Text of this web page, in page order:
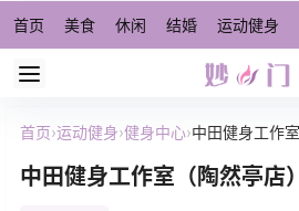
首页 美食 休闲 结婚 运动健身
首页›运动健身›健身中心›中田健身工作
中田健身工作室（陶然亭店）